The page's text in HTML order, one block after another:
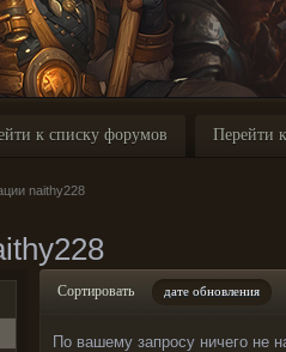
к списку форумов Перейти
naithy228
Сортировать дате обновления
По вашему запросу ничего не